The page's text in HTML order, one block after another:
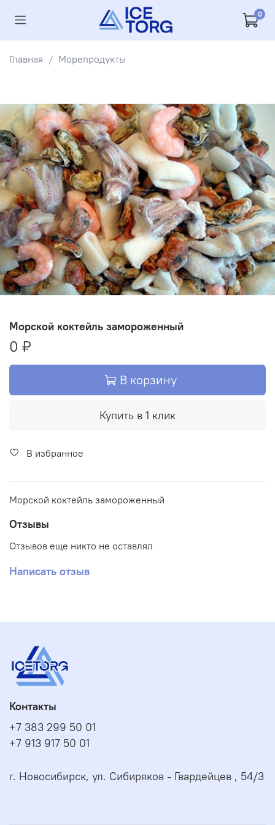
0
Главная Морепродукты
Морской коктейль замороженный
0 ₽
В корзину
Купить в 1 клик
В избранное
Морской коктейль замороженный
Отзывы
Отзывов еще никто не оставлял
Написать отзыв
Контакты
+7 383 299 50 01
+7 913 917 50 01
г. Новосибирск, ул. Сибиряков - Гвардейцев , 54/3